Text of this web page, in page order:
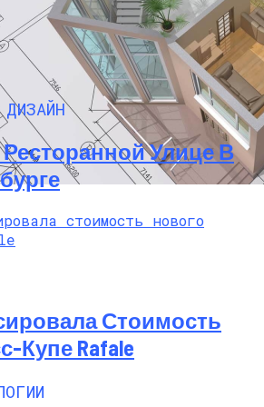
Показали, Как Эпигенетические
Преобразуют Астроциты В
Клетки Мозга
Облегчат Ваш Ремонт
Улице В
Стоимость
Купе Rafale